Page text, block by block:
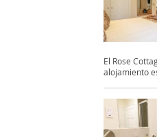
El Rose
alojamiento